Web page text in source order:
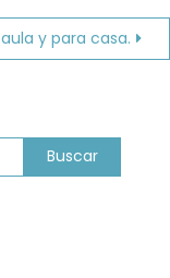
y para casa.
Buscar: